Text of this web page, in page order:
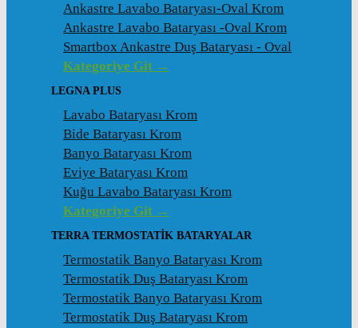
Ankastre Lavabo Bataryası-Oval Krom
Ankastre Lavabo Bataryası -Oval Krom
Smartbox Ankastre Duş Bataryası - Oval
Kategoriye Git →
LEGNA PLUS
Lavabo Bataryası Krom
Bide Bataryası Krom
Banyo Bataryası Krom
Eviye Bataryası Krom
Kuğu Lavabo Bataryası Krom
Kategoriye Git →
TERRA TERMOSTATİK BATARYALAR
Termostatik Banyo Bataryası Krom
Termostatik Duş Bataryası Krom
Termostatik Banyo Bataryası Krom
Termostatik Duş Bataryası Krom